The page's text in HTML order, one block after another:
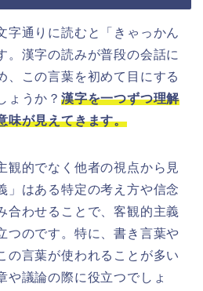
字通りに読むと「きゃっかん
。漢字の読みが普段の会話に
、この言葉を初めて目にする
ょうか？ 漢字を一つずつ理解
味が見えてきます。
観的でなく他者の視点から見
」はある特定の考え方や信念
合わせることで、客観的主義
つのです。特に、書き言葉や
の言葉が使われることが多い
や議論の際に役立つでしょ